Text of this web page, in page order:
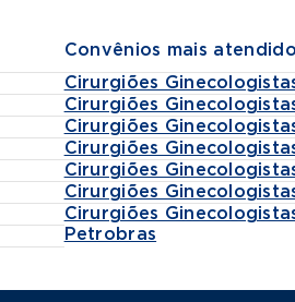
Convênios mais
Cirurgiões
Cirurgiões
Cirurgiões
Cirurgiões
Cirurgiões
Cirurgiões
Cirurgiões
Petrobras